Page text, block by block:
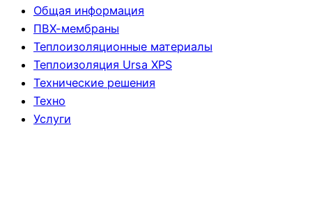
Общая информация
ПВХ-мембраны
Теплоизоляционные материалы
Теплоизоляция Ursa XPS
Технические решения
Техно
Услуги